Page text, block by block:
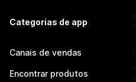
Categorias de app
Canais de vendas
Encontrar produtos